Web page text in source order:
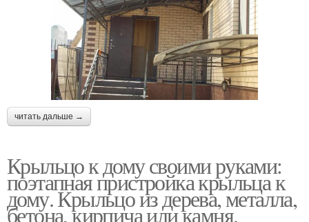
читать дальше →
Крыльцо к дому своими руками:
поэтапная пристройка крыльца к
дому. Крыльцо из дерева, металла,
бетона, кирпича или камня.